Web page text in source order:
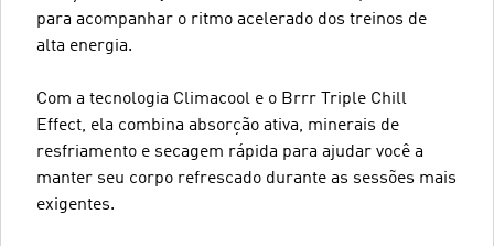
para acompanhar o ritmo acelerado dos treinos de
alta energia.
Com a tecnologia Climacool e o Brrr Triple Chill
Effect, ela combina absorção ativa, minerais de
resfriamento e secagem rápida para ajudar você a
manter seu corpo refrescado durante as sessões mais
exigentes.